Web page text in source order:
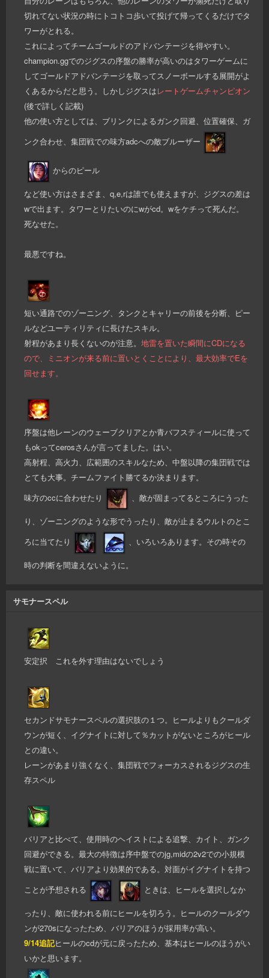
切れてない状況の時にトコトコ歩いて投げて帰ってくるだけでタ
ワーがとれる。
これによってチームゴールドのアドバンテージを得やすい。
champion.ggでのジグスの序盤の勝率が高いのはタワーゲームに
してゴールドアドバンテージを取ってスノーボールする展開がよ
くあるからだと思う。しかしジグスはレートゲームチャンピオン
(後で詳しく記載)
他の使い方としては、ブリンクによるガンク回避、位置確保、ガ
ンク合わせ、集団戦での味方adcへの敵ブルーザー
からのピール
など使い方はさまざま、q,e,rは誰でも使えますが、ジグスの差は
wで出ます。タワーとりたいのにwがcd。wをケチって死んだ。
死なせた。
最悪ですね。
短い通路でのゾーニング、タンクとキャリーの前後を分断、ピー
ルなどユーティリティに長けたスキル。
射程があまり長くないのが注意。 地雷を置いた瞬間にCDになる
ので、ミニオンが来る前に置いとくことにより、最大効率でEを
回せます。
序盤は他レーンのウェーブクリアとか青バフスティールに使って
もokってcerosさんが言ってました。はい。
高射程、高火力、広範囲のスキルなため、中盤以降の集団戦では
とても大事。チームファイト勝てるか決まります。
味方のccに合わせたり
、敵が固まってるところにうった
り、ゾーニングのような形でうったり、敵が止まるウルトのとこ
ろに当てたり
、いろいろあります。その時その
時の判断を間違えないように。
サモナースペル
安定択 これを外す理由はないでしょう
セカンドサモナースペルの選択肢の１つ。ヒールよりもクールダ
ウンが短く、イグナイトに対して％カットがないところがヒール
との違い。
レーンがあまり強くなく、集団戦でフォーカスされるジグスの生
存スペル
バリアと比べて、使用時のヘイストによる追撃、カイト、ガンク
回避ができる。最大の特徴は序中盤でのjg,midの2v2での小規模
戦に置いて、バリアより効果的である。対面がイグナイトを持つ
ことが予想される
ときは、ヒールを選択しなか
ったり、敵に使われる前にヒールを切ろう。ヒールのクールダウ
ンが270sになったため、バリアのほうが採用率が高い。
9/14追記ヒールのcdが元に戻ったため、基本はヒールのほうがい
いかと思います。